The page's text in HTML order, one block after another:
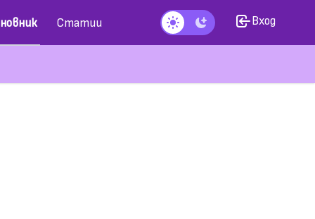
Статии Тъмен режим
Вход